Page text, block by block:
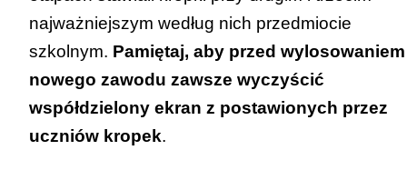
najważniejszym według nich przedmiocie
szkolnym. Pamiętaj, aby przed wylosowaniem
nowego zawodu zawsze wyczyścić
współdzielony ekran z postawionych przez
uczniów kropek.